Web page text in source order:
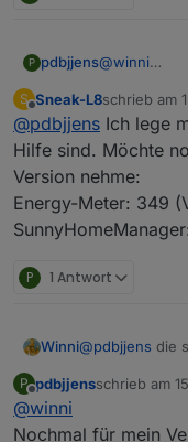
P pdbjjens@winni
habe, kann
Unknown
mal die
genaue
Meter (SMA
ich die ein,
S
Offline
Sneak-L8schrieb am
zuletzt
@pdbjjens Ich lege
Hilfe sind. Möchte
Version nehme:
Energy-Meter: 349
P 1 Antwort
Winni@pdbjjens die sma-em.0.1900243542.SMASusyID ist
P
Offline
pdbjjensschrieb am
zuletzt
@winni
Nochmal für mein